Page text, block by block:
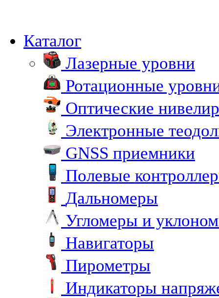
Каталог
Лазерные уровни
Ротационные
Оптические
Электронные
GNSS приемники
Полевые
Дальномеры
Угломеры и
Навигаторы
Пирометры
Индикаторы